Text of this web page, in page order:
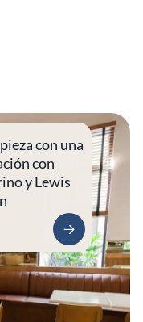
con una
con
y Lewis